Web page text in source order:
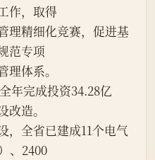
作，取得
理精细化竞赛，促进基
范专项
体系。
造。
，全省已建成11个电气
、2400